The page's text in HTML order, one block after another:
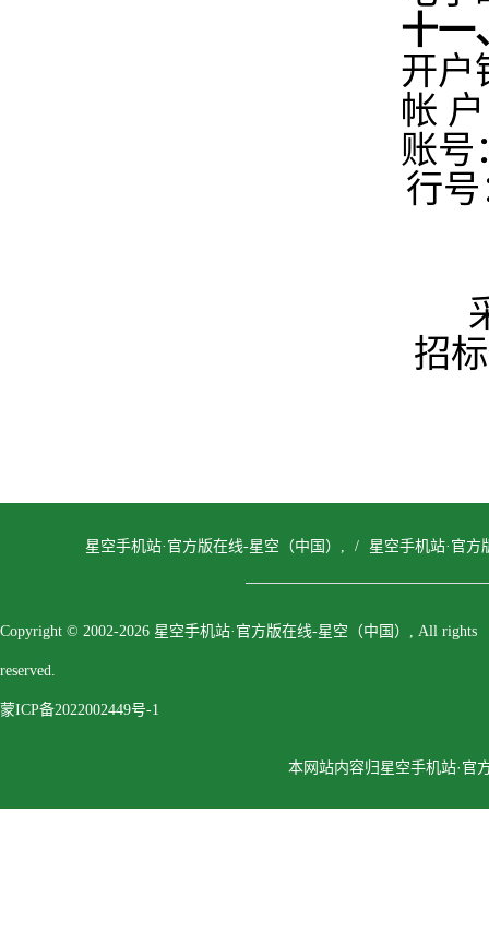
十一
开户
帐
账号
行号
招
星空手机站·官方版在线-星空（中国）, / 星空手机站·官方
Copyright © 2002-2026 星空手机站·官方版在线-星空（中国）, All rights
reserved.
蒙ICP备2022002449号-1
本网站内容归星空手机站·官